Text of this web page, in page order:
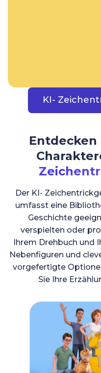
KI-
Der KI-
umfasst eine
Geschichte
verspielten oder
Ihrem Drehbuch und
Nebenfiguren und
vorgefertigte
Sie Ihre